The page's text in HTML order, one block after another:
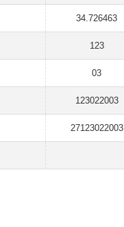
34.726463
123
03
123022003
27123022003